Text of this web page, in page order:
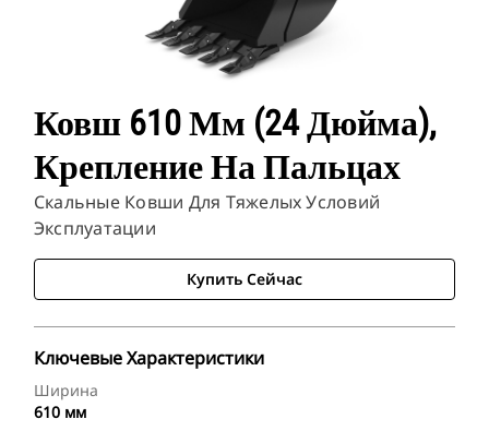
Ковш 610 Мм (24 Дюйма),
Крепление На Пальцах
Скальные Ковши Для Тяжелых Условий
Эксплуатации
Купить Сейчас
Ключевые Характеристики
Ширина
610 мм